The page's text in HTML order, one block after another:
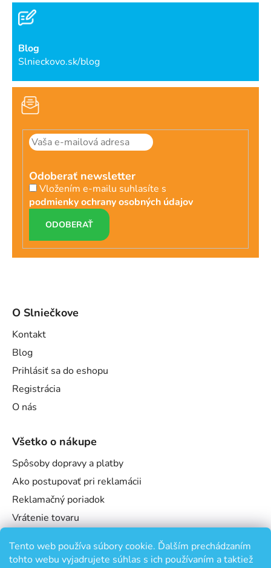
Tento web používa súbory cookie. Ďalším prechádzaním
tohto webu vyjadrujete súhlas s ich používaním a taktiež
Blog
Slnieckovo.sk/blog
Odoberať newsletter
Vložením e-mailu suhlasíte s
podmienky ochrany osobných údajov
PRIHLÁSIŤ
SA
O Slniečkove
Kontakt
Blog
Prihlásiť sa do eshopu
Registrácia
O nás
Všetko o nákupe
Spôsoby dopravy a platby
Ako postupovať pri reklamácii
Reklamačný poriadok
Vrátenie tovaru
Podmienky ochrany osobných údajov